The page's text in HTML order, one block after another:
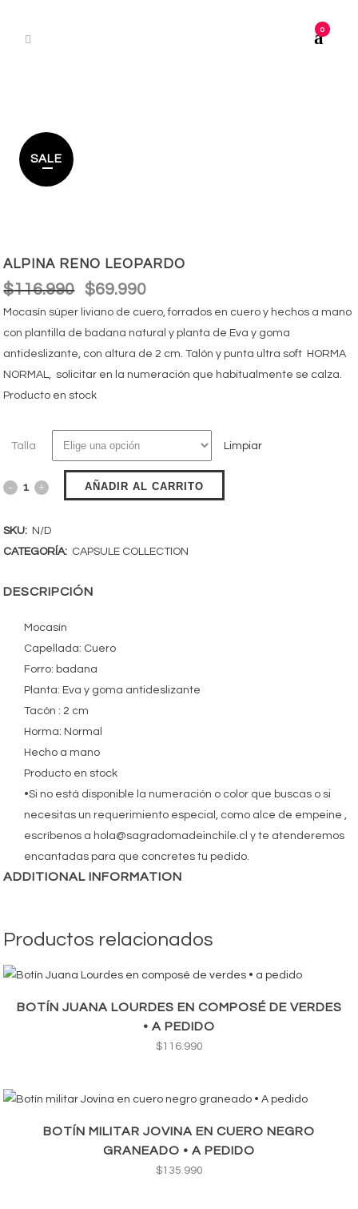
0
SALE
ALPINA RENO LEOPARDO
$116.990
El
precio
original
era:
$116.990.
$69.990El
precio
actual
es:
$69.990.
Mocasín súper liviano de cuero, forrados en cuero y hechos a mano
con plantilla de badana natural y planta de Eva y goma
antideslizante, con altura de 2 cm. Talón y punta ultra soft HORMA
NORMAL, solicitar en la numeración que habitualmente se calza.
Producto en stock
Talla Limpiar
AÑADIR AL CARRITO
SKU: N/D
CATEGORÍA: CAPSULE COLLECTION
DESCRIPCIÓN
Mocasín
Capellada: Cuero
Forro: badana
Planta: Eva y goma antideslizante
Tacón : 2 cm
Horma: Normal
Hecho a mano
Producto en stock
•Si no está disponible la numeración o color que buscas o si
necesitas un requerimiento especial, como alce de empeine ,
escríbenos a hola@sagradomadeinchile.cl y te atenderemos
encantadas para que concretes tu pedido.
ADDITIONAL INFORMATION
Productos relacionados
BOTÍN JUANA LOURDES EN COMPOSÉ DE VERDES
• A PEDIDO
$116.990
BOTÍN MILITAR JOVINA EN CUERO NEGRO
GRANEADO • A PEDIDO
$135.990